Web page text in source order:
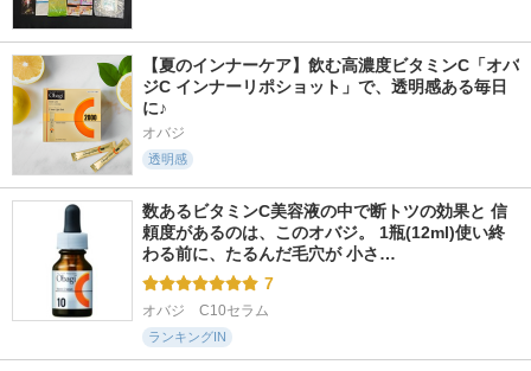
【夏のインナーケア】飲む高濃度ビタミンC「オバ
ジC インナーリポショット」で、透明感ある毎日
に♪
オバジ
透明感
数あるビタミンC美容液の中で断トツの効果と 信
頼度があるのは、このオバジ。 1瓶(12ml)使い終
わる前に、たるんだ毛穴が 小さ…
7
オバジ　C10セラム
ランキングIN